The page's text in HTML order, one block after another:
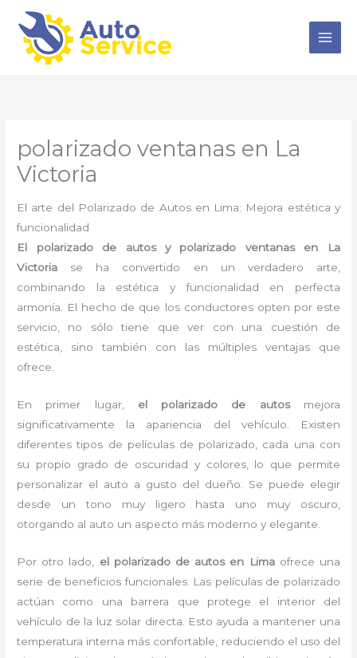
contenido
polarizado ventanas en La
Victoria
El arte del Polarizado de Autos en Lima: Mejora estética y
funcionalidad
El polarizado de autos y polarizado ventanas en La
Victoria se ha convertido en un verdadero arte,
combinando la estética y funcionalidad en perfecta
armonía. El hecho de que los conductores opten por este
servicio, no sólo tiene que ver con una cuestión de
estética, sino también con las múltiples ventajas que
ofrece.
En primer lugar, el polarizado de autosmejora
significativamente la apariencia del vehículo. Existen
diferentes tipos de películas de polarizado, cada una con
su propio grado de oscuridad y colores, lo que permite
personalizar el auto a gusto del dueño. Se puede elegir
desde un tono muy ligero hasta uno muy oscuro,
otorgando al auto un aspecto más moderno y elegante.
Por otro lado, el polarizado de autos en Limaofrece una
serie de beneficios funcionales. Las películas de polarizado
actúan como una barrera que protege el interior del
vehículo de la luz solar directa. Esto ayuda a mantener una
temperatura interna más confortable, reduciendo el uso del